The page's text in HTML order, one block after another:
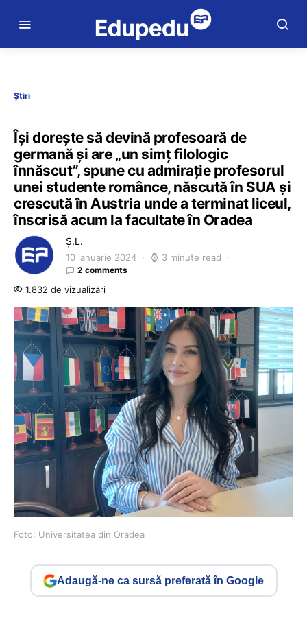
Știri
Își dorește să devină profesoară de
germană și are „un simț filologic
înnăscut”, spune cu admirație profesorul
unei studente românce, născută în SUA și
crescută în Austria unde a terminat liceul,
înscrisă acum la facultate în Oradea
Ș.L.
10 ianuarie 2024 3 minute read
2 comments
1.832 de vizualizări
Foto: Universitatea din Oradea
Adaugă-ne ca sursă preferată în Google